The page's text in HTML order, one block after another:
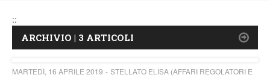
::
ARCHIVIO | 3 ARTICOLI
MARTEDÌ, 16 APRILE 2019
STELLATO ELISA (AFFARI REGOLATORI E